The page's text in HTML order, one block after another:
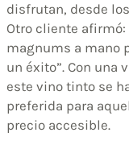
disfrutan, desde
Otro cliente afirmó:
magnums a mano
un éxito”. Con una
este vino tinto se
preferida para
precio accesible.